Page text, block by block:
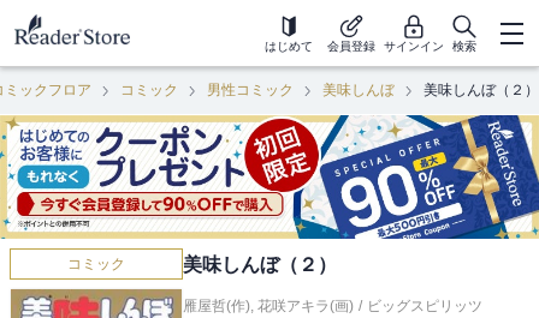
はじめて 会員登録 サインイン 検索
ミックフロア コミック 男性コミック 美味しんぼ 美味しんぼ（２）
コミック 美味しんぼ（２）
雁屋哲(作), 花咲アキラ(画) / ビッグスピリッツ